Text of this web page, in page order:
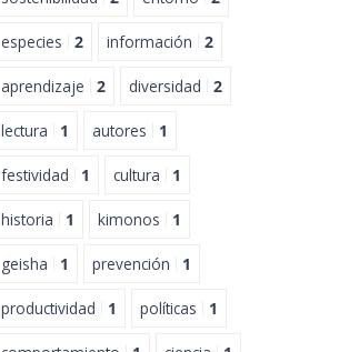
especies 2 información 2
aprendizaje 2 diversidad 2
lectura 1 autores 1
festividad 1 cultura 1
historia 1 kimonos 1
geisha 1 prevención 1
productividad 1 políticas 1